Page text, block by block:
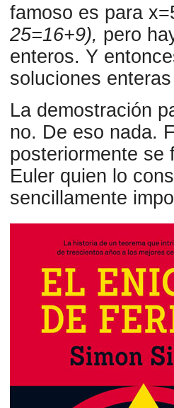
famoso es para
25=16+9), pero
enteros. Y
soluciones
La demostración
no. De eso nada.
posteriormente se
Euler quien lo
sencillamente